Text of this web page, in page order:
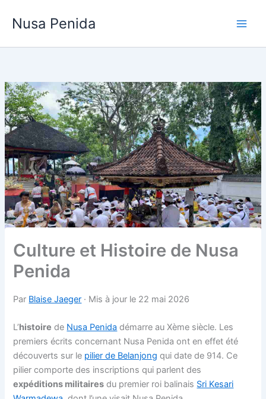
Nusa Penida
Culture et Histoire de Nusa
Penida
Par Blaise Jaeger · Mis à jour le 22 mai 2026
L’histoire de Nusa Penida démarre au Xème siècle. Les
premiers écrits concernant Nusa Penida ont en effet été
découverts sur le pilier de Belanjong qui date de 914. Ce
pilier comporte des inscriptions qui parlent des
expéditions militaires du premier roi balinais Sri Kesari